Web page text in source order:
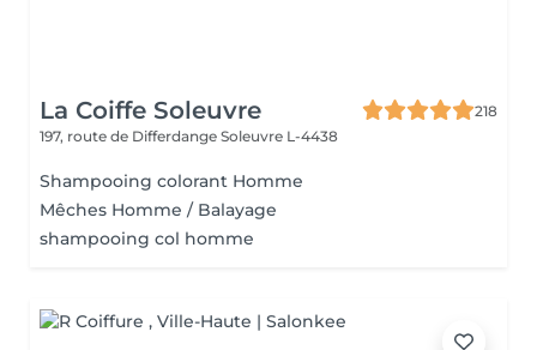
La Coiffe Soleuvre
218
197, route de Differdange Soleuvre L-4438
Shampooing colorant Homme
Mêches Homme / Balayage
shampooing col homme